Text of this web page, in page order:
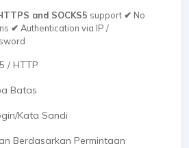
and SOCKS5 support ✔ No
✔ Authentication via IP /
/ HTTP
Batas
Kata Sandi
Berdasarkan Permintaan